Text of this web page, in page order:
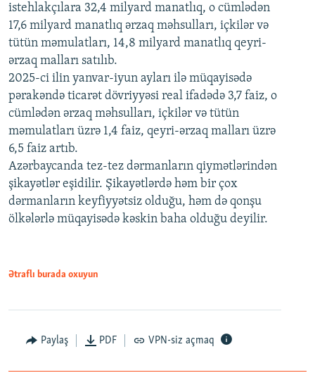
istehlakçılara 32,4 milyard manatlıq, o cümlədən
17,6 milyard manatlıq ərzaq məhsulları, içkilər və
tütün məmulatları, 14,8 milyard manatlıq qeyri-
ərzaq malları satılıb.
2025-ci ilin yanvar-iyun ayları ilə müqayisədə
pərakəndə ticarət dövriyyəsi real ifadədə 3,7 faiz, o
cümlədən ərzaq məhsulları, içkilər və tütün
məmulatları üzrə 1,4 faiz, qeyri-ərzaq malları üzrə
6,5 faiz artıb.
Azərbaycanda tez-tez dərmanların qiymətlərindən
şikayətlər eşidilir. Şikayətlərdə həm bir çox
dərmanların keyfiyyətsiz olduğu, həm də qonşu
ölkələrlə müqayisədə kəskin baha olduğu deyilir.
Ətraflı burada oxuyun
Paylaş PDF VPN-siz açmaq